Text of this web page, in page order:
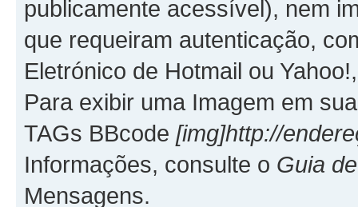
publicamente acessível), nem
que requeiram autenticação,
Eletrónico de Hotmail ou
Para exibir uma Imagem em
TAGs BBcode [img]http://
Informações, consulte o Guia
Mensagens.